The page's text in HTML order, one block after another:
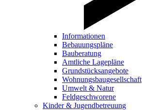
Informationen
Bebauungspläne
Bauberatung
Amtliche Lagepläne
Grundstücksangebote
Wohnungsbaugesellschaft
Umwelt & Natur
Feldgeschworene
Kinder & Jugendbetreuung